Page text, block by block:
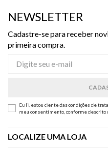
NEWSLETTER
Cadastre-se para receber
primeira compra.
Eu li, estou ciente das condições de
meu consentimento, conforme descrito
LOCALIZE UMA LOJA